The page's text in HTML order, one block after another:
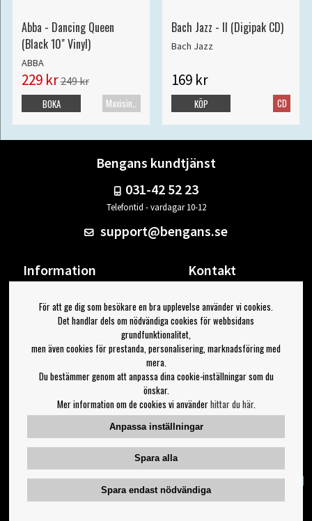
Abba - Dancing Queen
(Black 10" Vinyl)
ABBA
229 kr249 kr
BOKA
Bach Jazz - II (Digipak CD)
Bach Jazz
169 kr
CD
KÖP
Bengans kundtjänst
031-42 52 23
Telefontid - vardagar 10-12
support@bengans.se
Information
Om Bengans
FAQ / Köp- & Leveransvillkor
Kontakt
Din sida
Logga ut
Jag vill ha tips från Bengans
Inställningar för nyhetsbrev
Följ oss på:
För att ge dig som besökare en bra upplevelse använder vi cookies.
Det handlar dels om nödvändiga cookies för webbsidans
grundfunktionalitet,
men även cookies för prestanda, personalisering, marknadsföring med
mera.
Du bestämmer genom att anpassa dina cookie-inställningar som du
önskar.
Mer information om de cookies vi använderhittar du här.
Anpassa inställningar
Spara alla
Spara endast nödvändiga